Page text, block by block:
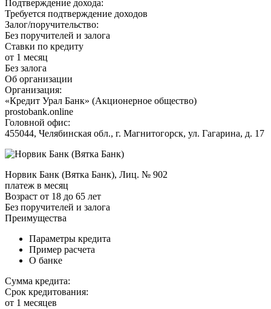
Подтверждение дохода:
Требуется подтверждение доходов
Залог/поручительство:
Без поручителей и залога
Ставки по кредиту
от 1 месяц
Без залога
Об организации
Организация:
«Кредит Урал Банк» (Акционерное общество)
prostobank.online
Головной офис:
455044, Челябинская обл., г. Магнитогорск, ул. Гагарина, д. 17
Норвик Банк (Вятка Банк), Лиц. № 902
платеж в месяц
Возраст от 18 до 65 лет
Без поручителей и залога
Преимущества
Параметры кредита
Пример расчета
О банке
Сумма кредита:
Срок кредитования:
от 1 месяцев